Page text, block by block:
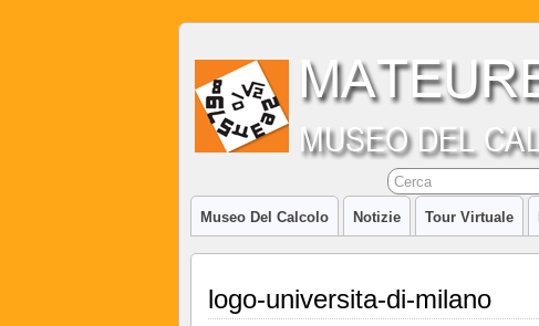
Museo Del Calcolo Notizie Tour Virtuale
logo-universita-di-milano